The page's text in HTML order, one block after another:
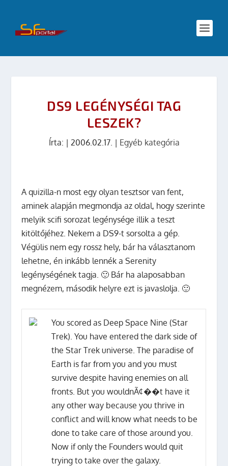
DS9 LEGÉNYSÉGI TAG
LESZEK?
Írta: | 2006.02.17. | Egyéb kategória
A quizilla-n most egy olyan tesztsor van fent,
aminek alapján megmondja az oldal, hogy szerinte
melyik scifi sorozat legénysége illik a teszt
kitöltőjéhez. Nekem a DS9-t sorsolta a gép.
Végülis nem egy rossz hely, bár ha választanom
lehetne, én inkább lennék a Serenity
legénységének tagja. 🙂 Bár ha alaposabban
megnézem, második helyre ezt is javaslolja. 🙂
You scored as Deep Space Nine (Star
Trek) . You have entered the dark side of
the Star Trek universe. The paradise of
Earth is far from you and you must
survive despite having enemies on all
fronts. But you wouldnÃ¢��t have it
any other way because you thrive in
conflict and will know what needs to be
done to take care of those around you.
Now if only the Founders would quit
trying to take over the galaxy.